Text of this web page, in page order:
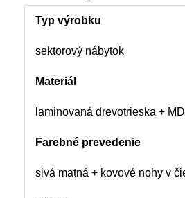
Typ výrobku
sektorový nábytok
Materiál
laminovaná drevotrieska +
Farebné prevedenie
sivá matná + kovové nohy v